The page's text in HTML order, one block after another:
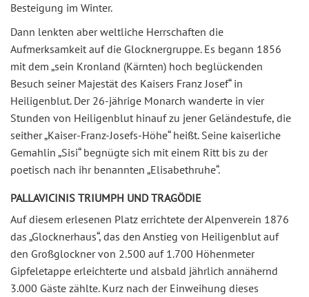
Besteigung im Winter.
Dann lenkten aber weltliche Herrschaften die
Aufmerksamkeit auf die Glocknergruppe. Es begann 1856
mit dem „sein Kronland (Kärnten) hoch beglückenden
Besuch seiner Majestät des Kaisers Franz Josef“ in
Heiligenblut. Der 26-jährige Monarch wanderte in vier
Stunden von Heiligenblut hinauf zu jener Geländestufe, die
seither „Kaiser-Franz-Josefs-Höhe“ heißt. Seine kaiserliche
Gemahlin „Sisi“ begnügte sich mit einem Ritt bis zu der
poetisch nach ihr benannten „Elisabethruhe“.
PALLAVICINIS TRIUMPH UND TRAGÖDIE
Auf diesem erlesenen Platz errichtete der Alpenverein 1876
das „Glocknerhaus“, das den Anstieg von Heiligenblut auf
den Großglockner von 2.500 auf 1.700 Höhenmeter
Gipfeletappe erleichterte und alsbald jährlich annähernd
3.000 Gäste zählte. Kurz nach der Einweihung dieses